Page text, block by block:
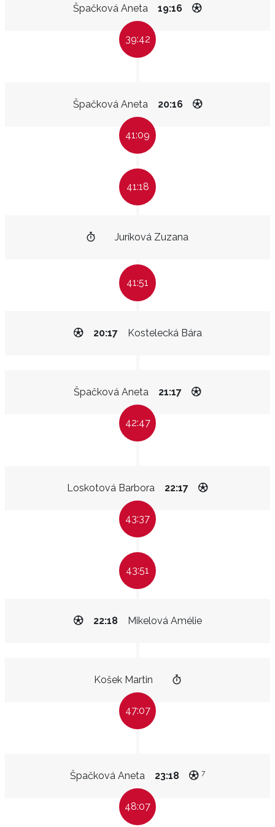
Špačková Aneta 19:16
39:42
Špačková Aneta 20:16
41:09
41:18
Juríková Zuzana
41:51
Kostelecká Bára
20:17
Špačková Aneta 21:17
42:47
Loskotová Barbora 22:17
43:37
43:51
Mikelová Amélie
22:18
Košek Martin
47:07
Špačková Aneta 23:18 7
48:07